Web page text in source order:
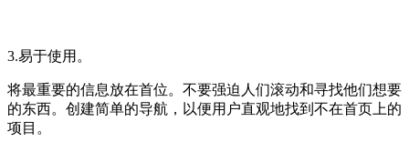
3.易于使用。
将最重要的信息放在首位。不要强迫人们滚动和寻找他们想要
的东西。创建简单的导航，以便用户直观地找到不在首页上的
项目。